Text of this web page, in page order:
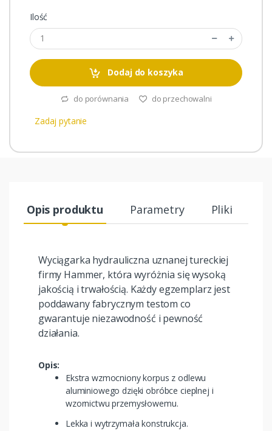
Ilość
Dodaj do koszyka
do porównania do przechowalni
Zadaj pytanie
Opis produktu Parametry Pliki
Wyciągarka hydrauliczna uznanej tureckiej
firmy Hammer, która wyróżnia się wysoką
jakością i trwałością. Każdy egzemplarz jest
poddawany fabrycznym testom co
gwarantuje niezawodność i pewność
działania.
Opis:
Ekstra wzmocniony korpus z odlewu
aluminiowego dzięki obróbce cieplnej i
wzornictwu przemysłowemu.
Lekka i wytrzymała konstrukcja.